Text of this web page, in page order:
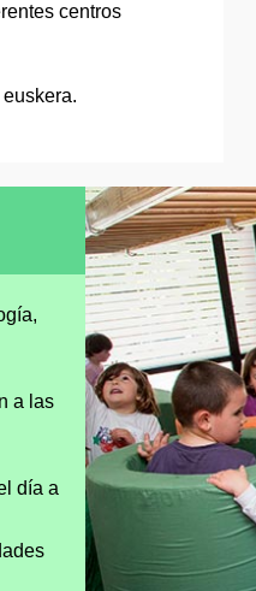
centros
a las
día a